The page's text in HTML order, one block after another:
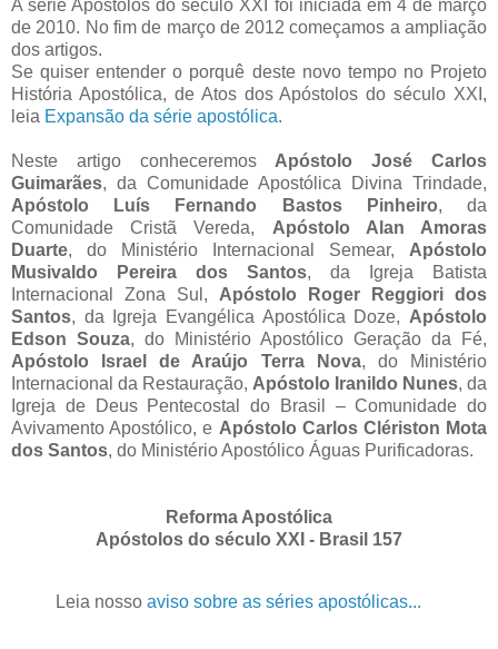
A série Apóstolos do século XXI foi iniciada em 4 de março
de 2010. No fim de março de 2012 começamos a ampliação
dos artigos.
Se quiser entender o porquê deste novo tempo no Projeto
História Apostólica, de Atos dos Apóstolos do século XXI,
leia Expansão da série apostólica.
Neste artigo conheceremos Apóstolo José Carlos
Guimarães, da Comunidade Apostólica Divina Trindade,
Apóstolo Luís Fernando Bastos Pinheiro, da
Comunidade Cristã Vereda, Apóstolo Alan Amoras
Duarte, do Ministério Internacional Semear, Apóstolo
Musivaldo Pereira dos Santos, da Igreja Batista
Internacional Zona Sul, Apóstolo Roger Reggiori dos
Santos, da Igreja Evangélica Apostólica Doze, Apóstolo
Edson Souza, do Ministério Apostólico Geração da Fé,
Apóstolo Israel de Araújo Terra Nova, do Ministério
Internacional da Restauração, Apóstolo Iranildo Nunes, da
Igreja de Deus Pentecostal do Brasil – Comunidade do
Avivamento Apostólico, e Apóstolo Carlos Clériston Mota
dos Santos, do Ministério Apostólico Águas Purificadoras.
Reforma Apostólica
Apóstolos do século XXI - Brasil 157
Leia nosso aviso sobre as séries apostólicas...